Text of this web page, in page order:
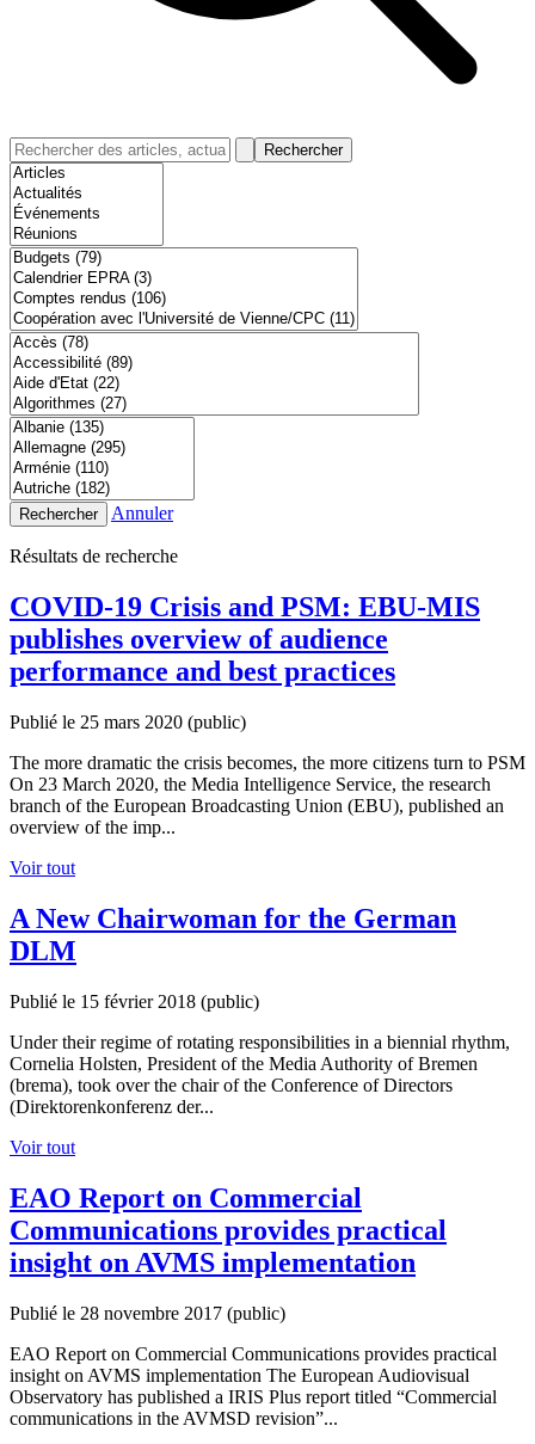
Rechercher
Rechercher Annuler
Résultats de recherche
COVID-19 Crisis and PSM: EBU-MIS
publishes overview of audience
performance and best practices
Publié le 25 mars 2020 (public)
The more dramatic the crisis becomes, the more citizens turn to PSM
On 23 March 2020, the Media Intelligence Service, the research
branch of the European Broadcasting Union (EBU), published an
overview of the imp...
Voir tout
A New Chairwoman for the German
DLM
Publié le 15 février 2018 (public)
Under their regime of rotating responsibilities in a biennial rhythm,
Cornelia Holsten, President of the Media Authority of Bremen
(brema), took over the chair of the Conference of Directors
(Direktorenkonferenz der...
Voir tout
EAO Report on Commercial
Communications provides practical
insight on AVMS implementation
Publié le 28 novembre 2017 (public)
EAO Report on Commercial Communications provides practical
insight on AVMS implementation The European Audiovisual
Observatory has published a IRIS Plus report titled “Commercial
communications in the AVMSD revision”...